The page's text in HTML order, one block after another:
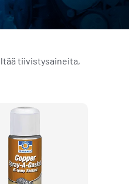
tiivistysaineita,